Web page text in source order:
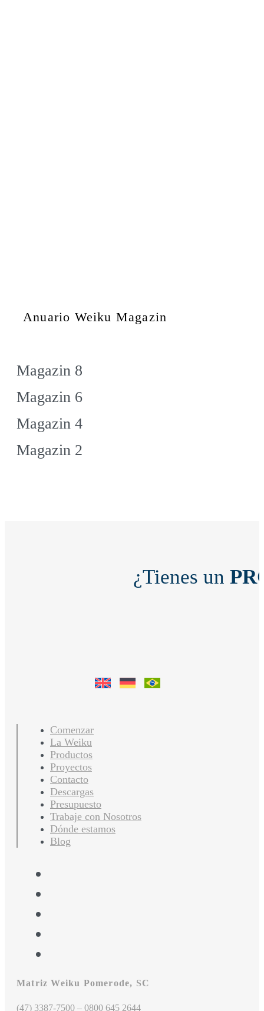
Anuario Weiku Magazin
Magazin 8
Magazin 6
Magazin 4
Magazin 2
¿Tienes un
Comenzar
La Weiku
Productos
Proyectos
Contacto
Descargas
Presupuesto
Trabaje con Nosotros
Dónde estamos
Blog
Matriz Weiku Pomerode, SC
(47) 3387-7500 – 0800 645 2644